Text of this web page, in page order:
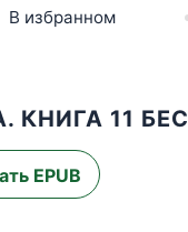
В избранном
11
EPUB